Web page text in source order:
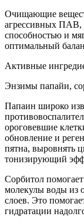
Очищающие
агрессивных ПАВ,
способностью и
оптимальный
Активные
Энзимы папайи,
Папаин широко
ороговевшие
обновление и
пятна, выровнять
тонизирующий
Сорбитол
молекулы воды из
слоев. Это
гидратации